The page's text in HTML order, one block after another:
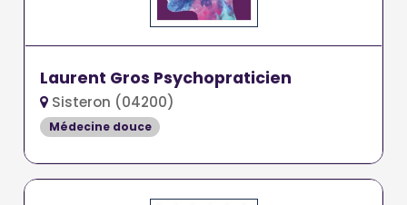
Laurent Gros Psychopraticien
Sisteron (04200)
Médecine douce